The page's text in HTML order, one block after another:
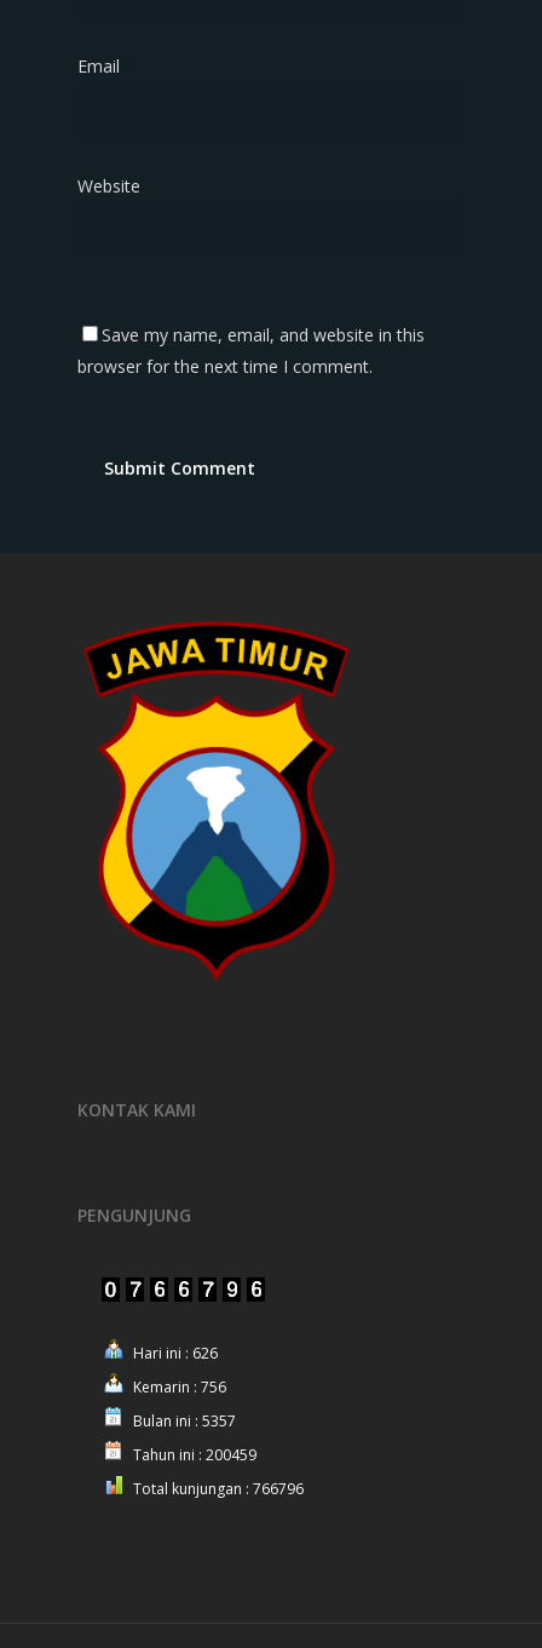
Email
Website
Save my name, email, and website in this
browser for the next time I comment.
KONTAK KAMI
PENGUNJUNG
Hari ini : 626
Kemarin : 756
Bulan ini : 5357
Tahun ini : 200459
Total kunjungan : 766796